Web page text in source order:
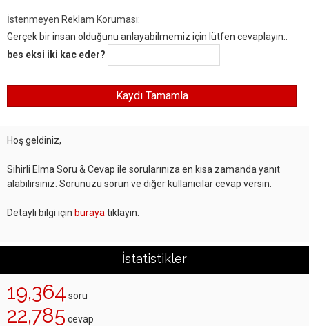
İstenmeyen Reklam Koruması:
Gerçek bir insan olduğunu anlayabilmemiz için lütfen cevaplayın:.
bes eksi iki kac eder?
Hoş geldiniz,
Sihirli Elma Soru & Cevap ile sorularınıza en kısa zamanda yanıt
alabilirsiniz. Sorunuzu sorun ve diğer kullanıcılar cevap versin.
Detaylı bilgi için buraya tıklayın.
İstatistikler
19,364 soru
22,785 cevap